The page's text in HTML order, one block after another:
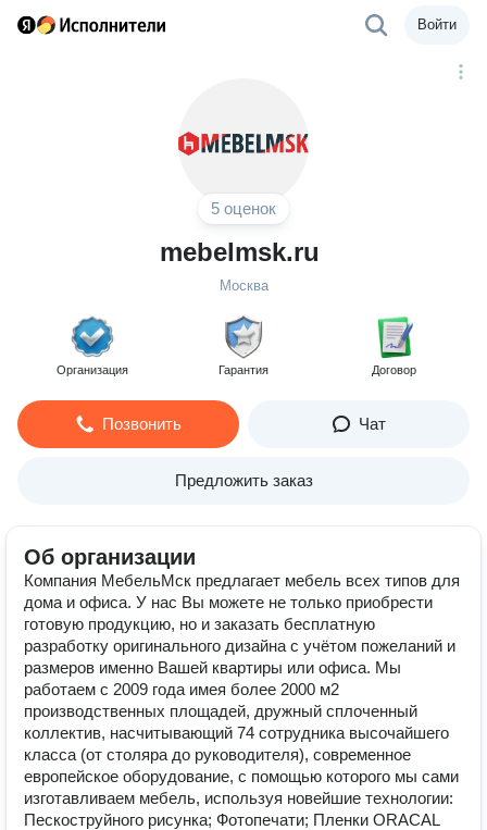
Войти
5 оценок
mebelmsk.ru
Москва
Организация Гарантия Договор
Позвонить Чат
Предложить заказ
Об организации
Компания МебельМск предлагает мебель всех типов для
дома и офиса. У нас Вы можете не только приобрести
готовую продукцию, но и заказать бесплатную
разработку оригинального дизайна с учётом пожеланий и
размеров именно Вашей квартиры или офиса. Мы
работаем с 2009 года имея более 2000 м2
производственных площадей, дружный сплоченный
коллектив, насчитывающий 74 сотрудника высочайшего
класса (от столяра до руководителя), современное
европейское оборудование, с помощью которого мы сами
изготавливаем мебель, используя новейшие технологии:
Пескоструйного рисунка; Фотопечати; Пленки ORACAL